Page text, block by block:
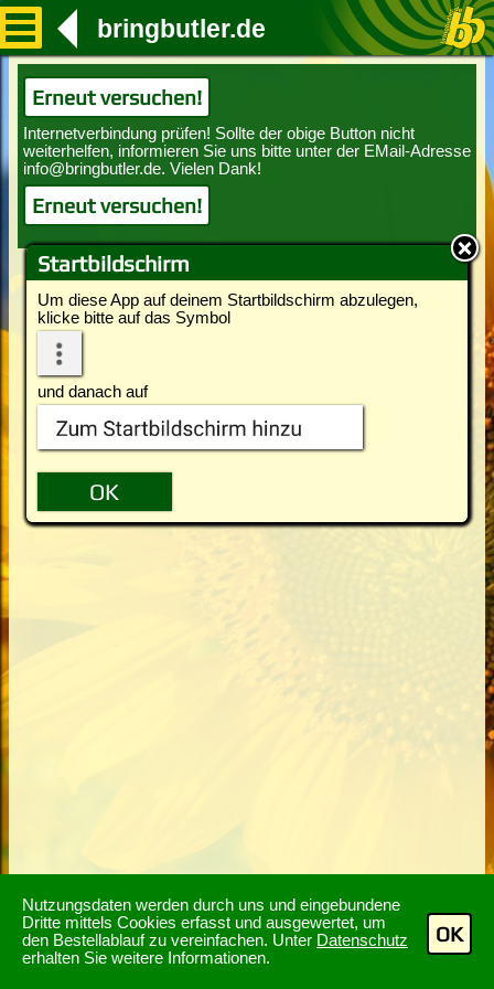
Nutzungsdaten werden durch uns und eingebundene
Dritte mittels Cookies erfasst und ausgewertet, um
den Bestellablauf zu vereinfachen. Unter Datenschutz
erhalten Sie weitere Informationen.
OK
Startbildschirm
Um diese App auf deinem Startbildschirm abzulegen,
klicke bitte auf das Symbol
und danach auf
bringbutler.de
Erneut versuchen!
Erneut versuchen!